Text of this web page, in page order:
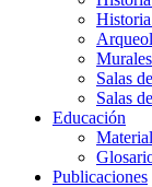
Murales
Salas
Salas
Educación
Publicaciones